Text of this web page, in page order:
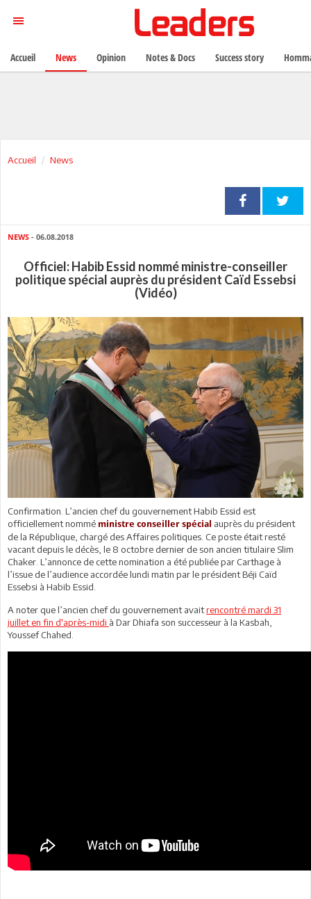
Accueil News
NEWS - 06.08.2018
Officiel: Habib Essid nommé ministre-conseiller
politique spécial auprès du président Caïd Essebsi
(Vidéo)
Confirmation. L’ancien chef du gouvernement Habib Essid est
officiellement nommé ministre conseiller spécial auprès du président
de la République, chargé des Affaires politiques. Ce poste était resté
vacant depuis le décès, le 8 octobre dernier de son ancien titulaire Slim
Chaker. L’annonce de cette nomination a été publiée par Carthage à
l’issue de l’audience accordée lundi matin par le président Béji Caïd
Essebsi à Habib Essid.
A noter que l’ancien chef du gouvernement avaitrencontré mardi 31
juillet en fin d'après-midi à Dar Dhiafa son successeur à la Kasbah,
Youssef Chahed.
Accueil News Opinion Notes & Docs Success story